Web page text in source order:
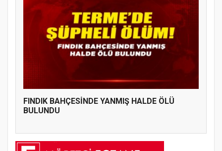
FINDIK BAHÇESİNDE YANMIŞ HALDE ÖLÜ
BULUNDU